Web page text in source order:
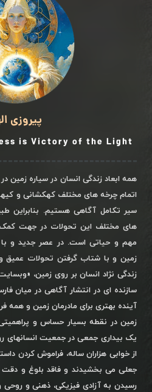
پیروزی
is Victory of the Light
همه ابعاد زندگی انسان در سیاره زمین
اتمام چرخه های مختلف کهکشانی و
سیر تکامل آگاهی هستیم. بنابراین
های مختلف این تحولات در جهت
مهم و حیاتی است. در عصر جدید و
زمین و با شتاب گرفتن تحولات عمیق
زندگی نژاد انسان بر روی زمین،
سازنده ای در انتشار آگاهی در میان
آینده بهتری برای مادرمان زمین و همه
زمین در نقطه بسیار حساس و
یک بیداری جمعی در جمعیت انسانهای
از خوابی هزاران ساله، فراموش کردن
جعلی می بخشیدند و فاقد بلوغ و دقت
رسیدن به آزادی فیزیکی، ذهنی و روحی